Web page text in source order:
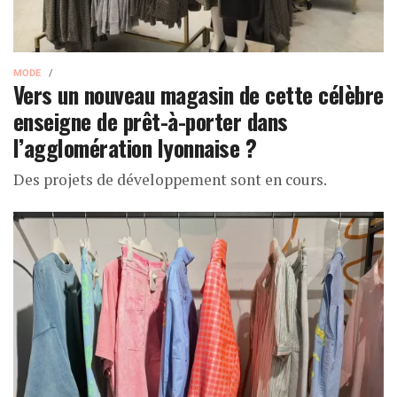
MODE
Vers un nouveau magasin de cette célèbre
enseigne de prêt-à-porter dans
l’agglomération lyonnaise ?
Des projets de développement sont en cours.